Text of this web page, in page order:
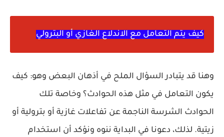
كيف يتم التعامل مع الاندلاع الغازي أو البترولي
وهنا قد يتبادر السؤال الملح في أذهان البعض وهو: كيف
يكون التعامل في مثل هذه الحوادث؟ وخاصة تلك
الحوادث الشرسة الناجمة عن تفاعلات غازية أو بترولية أو
زيتية. لذلك، دعونا في البداية ننوه ونؤكد أن استخدام